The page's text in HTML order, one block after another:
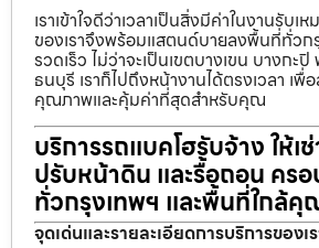
เราเข้าใจดีว่าเวลาเป็นสิ่งมีค่าในงานรับเ
ของเราจึงพร้อมแสตนด์บายลงพื้นที่ทั่วก
รวดเร็ว ไม่ว่าจะเป็นเขตบางเขน บางกะ
ธนบุรี เราก็ไปถึงหน้างานได้ตรงเวลา เ
คุณภาพและคุ้มค่าที่สุดสำหรับคุณ
บริการรถแบคโฮรับจ้าง ให้
ปรับหน้าดิน และรื้อถอน คร
ทั่วกรุงเทพฯ และพื้นที่ใกล้คุ
จุดเด่นและรายละเอียดการบริการของเ